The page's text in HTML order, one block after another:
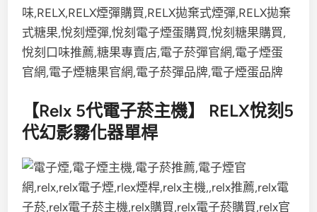
【Relx 5代電子菸主機】 RELX悅刻5
代幻影霧化器單桿